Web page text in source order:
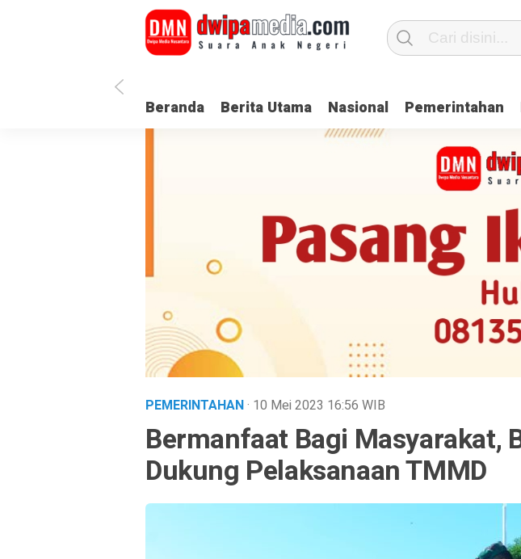
Beranda Berita Utama Nasional Pemerintahan
PEMERINTAHAN· 10 Mei 2023 16:56 WIB
Bermanfaat Bagi Masyarakat,
Dukung Pelaksanaan TMMD